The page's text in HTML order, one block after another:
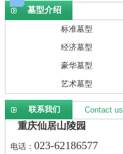
墓型介绍
标准墓型
经济墓型
豪华墓型
艺术墓型
联系我们 Contact us
重庆仙居山陵园
电话： 023-62186577